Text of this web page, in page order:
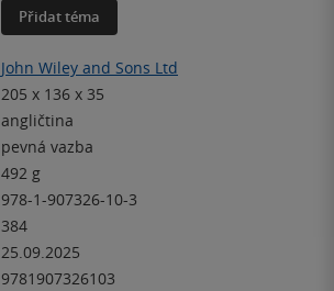
Přidat téma
John Wiley and Sons Ltd
205 x 136 x 35
angličtina
pevná vazba
492 g
978-1-907326-10-3
384
25.09.2025
9781907326103